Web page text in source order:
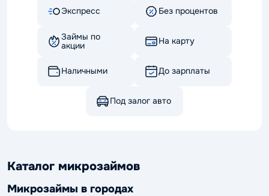
Экспресс Без процентов
Займы по
акции
На карту
Наличными До зарплаты
Под залог авто
Каталог микрозаймов
Микрозаймы в городах